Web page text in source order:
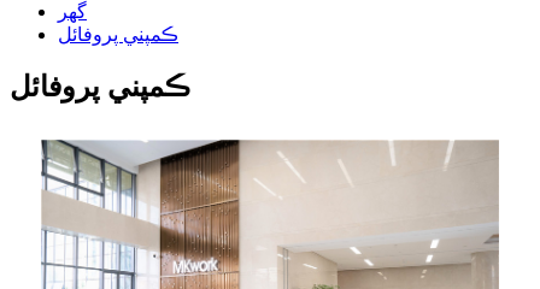
گهر
ڪمپني پروفائل
ڪمپني پروفائل